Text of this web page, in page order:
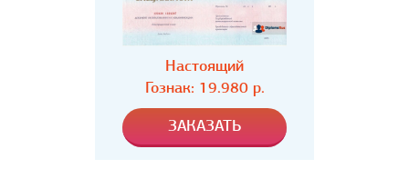
Настоящий
Гознак: 19.980 р.